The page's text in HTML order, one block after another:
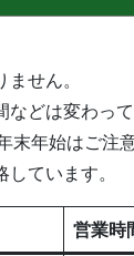
せん。
どは変わって
末年始はご注意
ています。
営業時